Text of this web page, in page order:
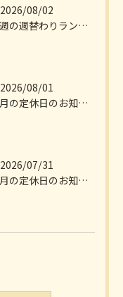
2026/08/02
今週の週替わりランチのご紹介です
2026/08/01
今月の定休日のお知らせです
2026/07/31
８月の定休日のお知らせです